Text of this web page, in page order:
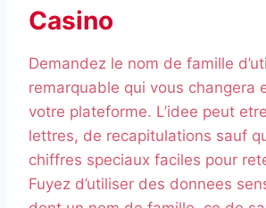
Casino
Demandez le nom de famille
remarquable qui vous changera
votre plateforme. L’idee peut
lettres, de recapitulations sauf
chiffres speciaux faciles pour
Fuyez d’utiliser des donnees